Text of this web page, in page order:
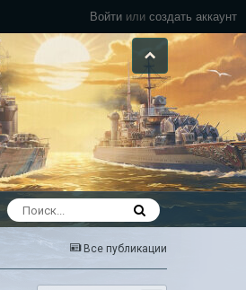
Войти или создать аккаунт
Все публикации